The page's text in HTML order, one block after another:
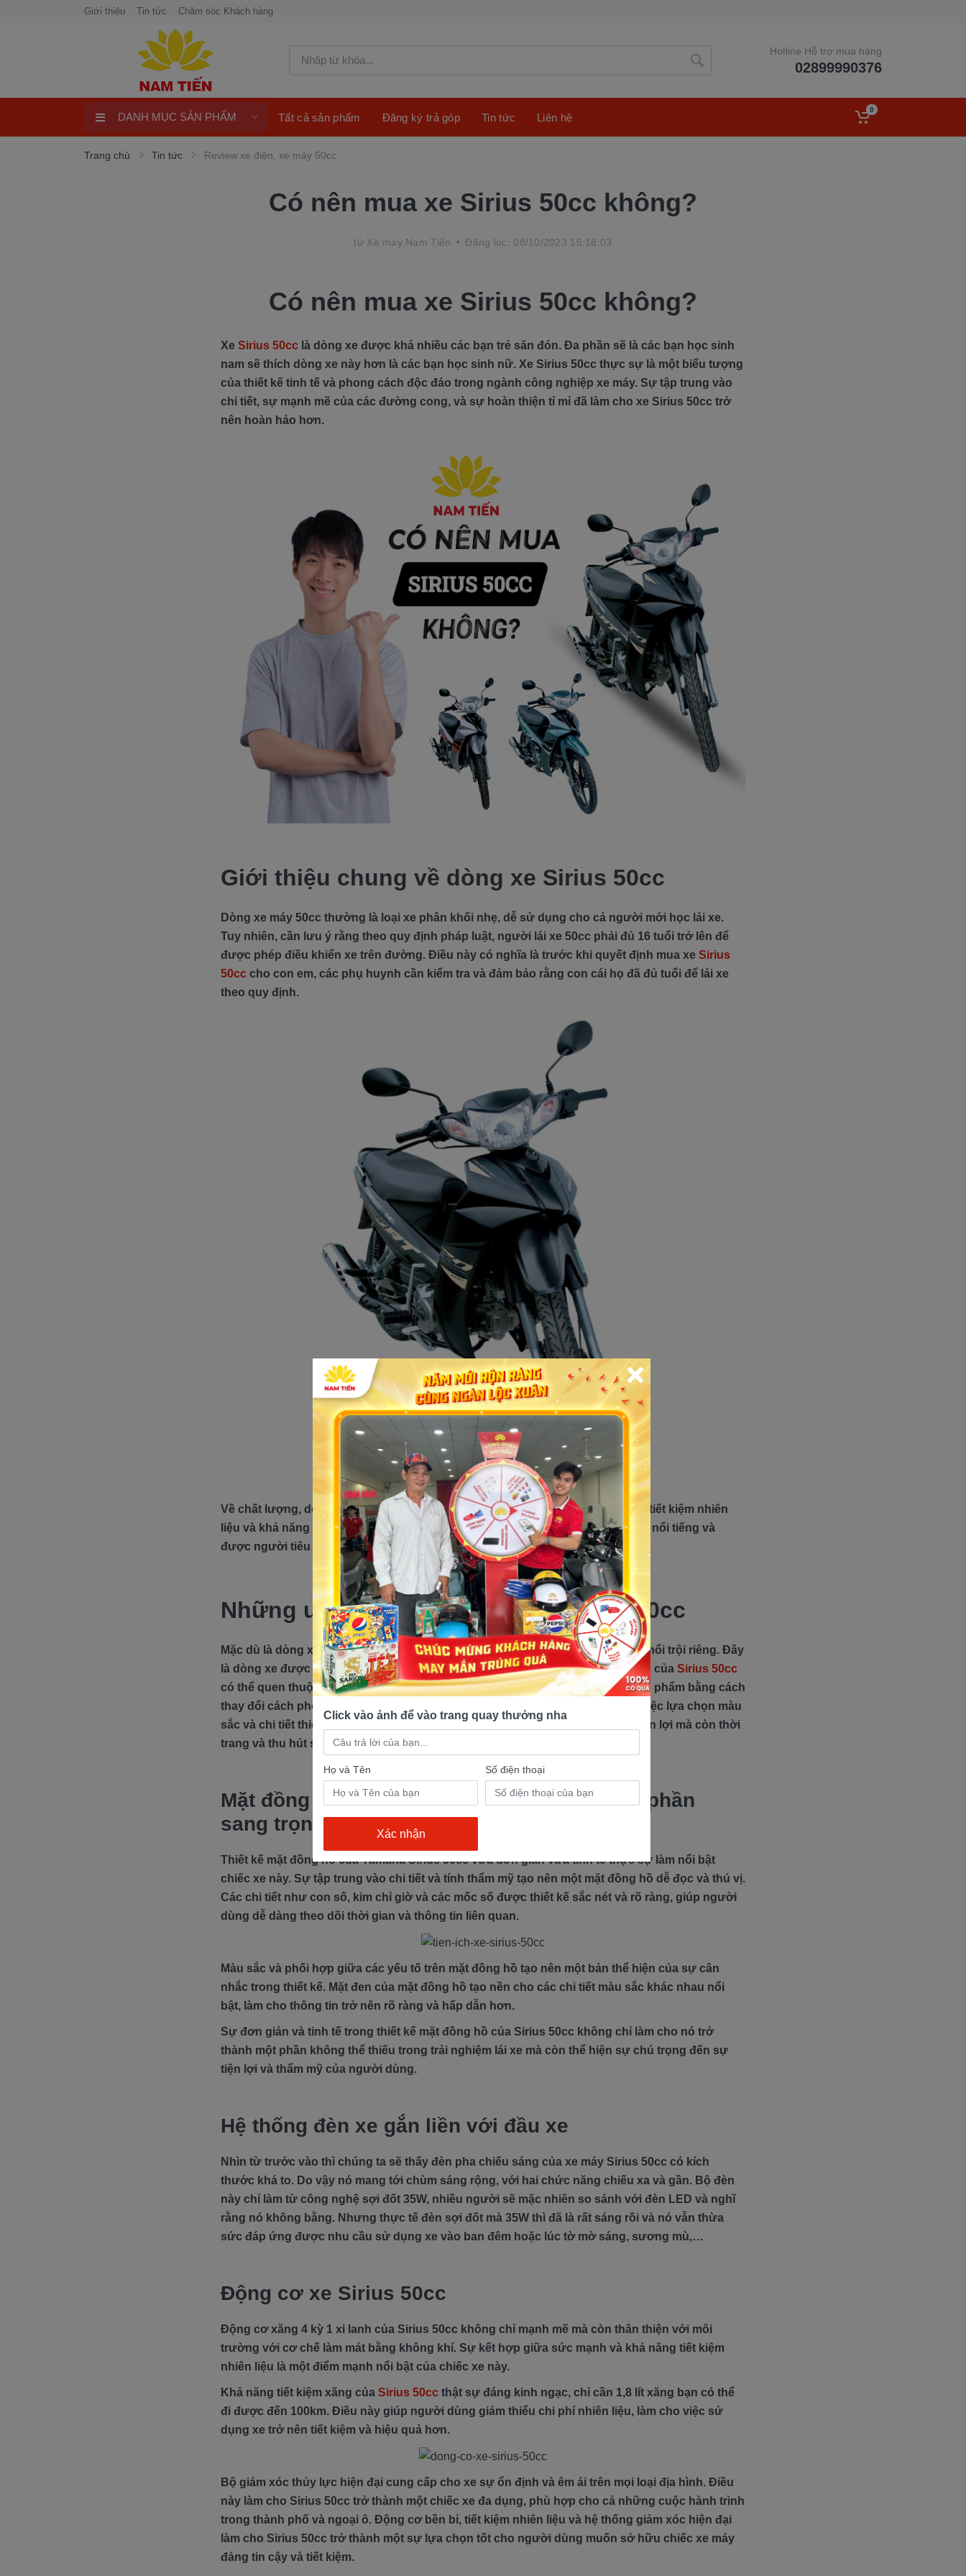
Giới thiệu Tin tức Chăm sóc Khách hàng
Hotline Hỗ trợ mua hàng
02899990376
Xe máy 50cc
DANH MỤC SẢN PHẨM Tất cả sản phẩm Đăng ký trả góp Tin tức Liên hệ
0
Trang chủ Tin tức Review xe điện, xe máy 50cc
Có nên mua xe Sirius 50cc không?
từ Xe máy Nam Tiến Đăng lúc: 08/10/2023 15:18:03
Có nên mua xe Sirius 50cc không?
Xe Sirius 50cc là dòng xe được khá nhiều các bạn trẻ săn đón. Đa phần sẽ là các bạn học sinh
nam sẽ thích dòng xe này hơn là các bạn học sinh nữ. Xe Sirius 50cc thực sự là một biểu tượng
của thiết kế tinh tế và phong cách độc đáo trong ngành công nghiệp xe máy. Sự tập trung vào
chi tiết, sự mạnh mẽ của các đường cong, và sự hoàn thiện tỉ mỉ đã làm cho xe Sirius 50cc trở
nên hoàn hảo hơn.
Giới thiệu chung về dòng xe Sirius 50cc
Dòng xe máy 50cc thường là loại xe phân khối nhẹ, dễ sử dụng cho cả người mới học lái xe.
Tuy nhiên, cần lưu ý rằng theo quy định pháp luật, người lái xe 50cc phải đủ 16 tuổi trở lên để
được phép điều khiển xe trên đường. Điều này có nghĩa là trước khi quyết định mua xe Sirius
50cc cho con em, các phụ huynh cần kiểm tra và đảm bảo rằng con cái họ đã đủ tuổi để lái xe
theo quy định.
Về chất lượng, dòng xe Sirius 50cc thường được đánh giá cao về độ bền, tính tiết kiệm nhiên
liệu và khả năng vận hành ổn định. Đây là những điểm mạnh giúp dòng xe này nổi tiếng và
được người tiêu dùng tin dùng.
Những ưu điểm nổi bật của xe Sirius 50cc
Mặc dù là dòng xe phân khối thấp nhưng xe Sirius 50cc sẽ có những ưu điểm nổi trội riêng. Đây
là dòng xe được đánh giá là có khả năng tiết kiệm nhiên liệu. Mặc dù hình dáng của Sirius 50cc
có thể quen thuộc với nhiều người, nhưng Yamaha luôn nỗ lực để làm mới sản phẩm bằng cách
thay đổi cách phối màu và thiết kế để tạo sự khác biệt. Sự chú ý đặc biệt đến việc lựa chọn màu
sắc và chi tiết thiết kế giúp Sirius 50cc trở thành một phương tiện không chỉ tiện lợi mà còn thời
trang và thu hút sự quan tâm của người tiêu dùng.
Mặt đồng hồ nguyên bản nhưng không kém phần
sang trọng
Thiết kế mặt đồng hồ của Yamaha Sirius 50cc vừa đơn giản vừa tinh tế thực sự làm nổi bật
chiếc xe này. Sự tập trung vào chi tiết và tính thẩm mỹ tạo nên một mặt đồng hồ dễ đọc và thú vị.
Các chi tiết như con số, kim chỉ giờ và các mốc số được thiết kế sắc nét và rõ ràng, giúp người
dùng dễ dàng theo dõi thời gian và thông tin liên quan.
Màu sắc và phối hợp giữa các yếu tố trên mặt đồng hồ tạo nên một bản thể hiện của sự cân
nhắc trong thiết kế. Mặt đen của mặt đồng hồ tạo nền cho các chi tiết màu sắc khác nhau nổi
bật, làm cho thông tin trở nên rõ ràng và hấp dẫn hơn.
Sự đơn giản và tinh tế trong thiết kế mặt đồng hồ của Sirius 50cc không chỉ làm cho nó trở
thành một phần không thể thiếu trong trải nghiệm lái xe mà còn thể hiện sự chú trọng đến sự
tiện lợi và thẩm mỹ của người dùng.
Hệ thống đèn xe gắn liền với đầu xe
Nhìn từ trước vào thì chúng ta sẽ thấy đèn pha chiếu sáng của xe máy Sirius 50cc có kích
thước khá to. Do vậy nó mang tới chùm sáng rộng, với hai chức năng chiếu xa và gần. Bộ đèn
này chỉ làm từ công nghệ sợi đốt 35W, nhiều người sẽ mặc nhiên so sánh với đèn LED và nghĩ
rằng nó không bằng. Nhưng thực tế đèn sợi đốt mà 35W thì đã là rất sáng rồi và nó vẫn thừa
sức đáp ứng được nhu cầu sử dụng xe vào ban đêm hoặc lúc tờ mờ sáng, sương mù,…
Động cơ xe Sirius 50cc
Động cơ xăng 4 kỳ 1 xi lanh của Sirius 50cc không chỉ mạnh mẽ mà còn thân thiện với môi
trường với cơ chế làm mát bằng không khí. Sự kết hợp giữa sức mạnh và khả năng tiết kiệm
nhiên liệu là một điểm mạnh nổi bật của chiếc xe này.
Khả năng tiết kiệm xăng của Sirius 50cc thật sự đáng kinh ngạc, chỉ cần 1,8 lít xăng bạn có thể
đi được đến 100km. Điều này giúp người dùng giảm thiểu chi phí nhiên liệu, làm cho việc sử
dụng xe trở nên tiết kiệm và hiệu quả hơn.
Bộ giảm xóc thủy lực hiện đại cung cấp cho xe sự ổn định và êm ái trên mọi loại địa hình. Điều
này làm cho Sirius 50cc trở thành một chiếc xe đa dụng, phù hợp cho cả những cuộc hành trình
trong thành phố và ngoại ô. Động cơ bền bỉ, tiết kiệm nhiên liệu và hệ thống giảm xóc hiện đại
làm cho Sirius 50cc trở thành một sự lựa chọn tốt cho người dùng muốn sở hữu chiếc xe máy
đáng tin cậy và tiết kiệm.
Click vào ảnh để vào trang quay thưởng nha
Họ và Tên Số điện thoại